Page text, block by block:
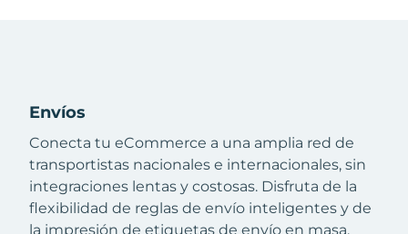
Envíos
Conecta tu eCommerce a una amplia red de
transportistas nacionales e internacionales, sin
integraciones lentas y costosas. Disfruta de la
flexibilidad de reglas de envío inteligentes y de
la impresión de etiquetas de envío en masa.